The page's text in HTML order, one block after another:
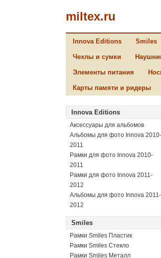
miltex.ru
Innova Editions Smiles
Чехлы и сумки
Элементы питания
Карты памяти и ридеры
Innova Editions
Аксессуары для альбомов
Альбомы для фото Innova 2010-
2011
Рамки для фото Innova 2010-
2011
Рамки для фото Innova 2011-
2012
Альбомы для фото Innova 2011-
2012
Smiles
Рамки Smiles Пластик
Рамки Smiles Стекло
Рамки Smiles Металл